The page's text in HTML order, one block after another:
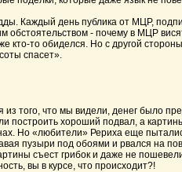
Каждый день публика от МЦР,
обстоятельством - почему в МЦР
то обиделся. Но с другой
спасет».
того, что мы видели, денег было
построить хороший подвал, а
Но «любители» Рериха еще
пузыри под обоями и рвался на
съест грибок и даже не
вы в курсе, что происходит?!